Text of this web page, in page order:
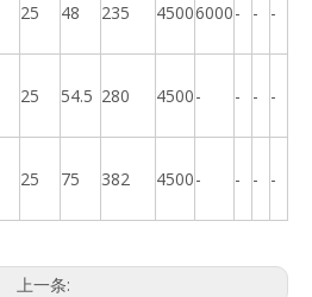
25 48 235 45006000- - -
25 54.5 280 4500- - - -
25 75 382 4500- - - -
上一条: